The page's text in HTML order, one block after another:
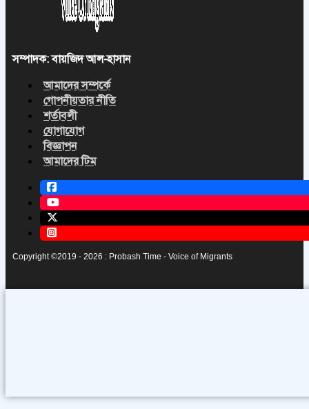
সম্পাদক: বায়জিদ আল-হাসান
আমাদের সম্পর্কে
গোপনীয়তার নীতি
শর্তাবলী
যোগাযোগ
বিজ্ঞাপন
আমাদের টিম
Copyright ©2019 - 2026 : Probash Time - Voice of Migrants